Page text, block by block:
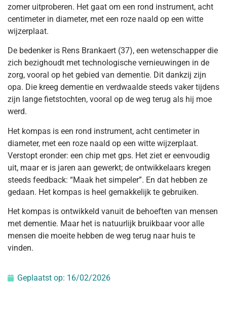
zomer uitproberen. Het gaat om een rond instrument, acht
centimeter in diameter, met een roze naald op een witte
wijzerplaat.
De bedenker is Rens Brankaert (37), een wetenschapper die
zich bezighoudt met technologische vernieuwingen in de
zorg, vooral op het gebied van dementie. Dit dankzij zijn
opa. Die kreeg dementie en verdwaalde steeds vaker tijdens
zijn lange fietstochten, vooral op de weg terug als hij moe
werd.
Het kompas is een rond instrument, acht centimeter in
diameter, met een roze naald op een witte wijzerplaat.
Verstopt eronder: een chip met gps. Het ziet er eenvoudig
uit, maar er is jaren aan gewerkt; de ontwikkelaars kregen
steeds feedback: “Maak het simpeler”. En dat hebben ze
gedaan. Het kompas is heel gemakkelijk te gebruiken.
Het kompas is ontwikkeld vanuit de behoeften van mensen
met dementie. Maar het is natuurlijk bruikbaar voor alle
mensen die moeite hebben de weg terug naar huis te
vinden.
Geplaatst op: 16/02/2026